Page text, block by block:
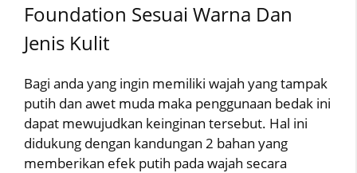
Foundation Sesuai Warna Dan
Jenis Kulit
Bagi anda yang ingin memiliki wajah yang tampak
putih dan awet muda maka penggunaan bedak ini
dapat mewujudkan keinginan tersebut. Hal ini
didukung dengan kandungan 2 bahan yang
memberikan efek putih pada wajah secara